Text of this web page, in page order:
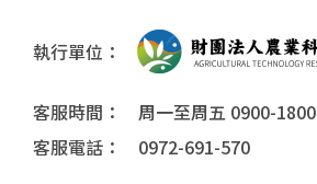
執行單位：
客服時間： 周一至周五 0900-1800
客服電話： 0972-691-570